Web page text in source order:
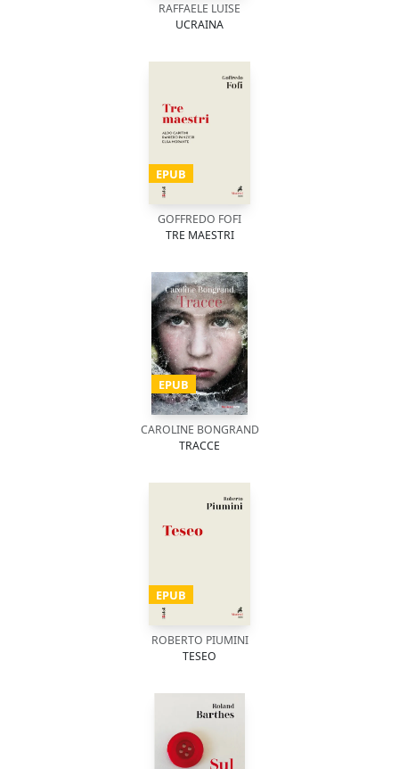
RAFFAELE LUISE
UCRAINA
EPUB
GOFFREDO FOFI
TRE MAESTRI
EPUB
CAROLINE BONGRAND
TRACCE
EPUB
ROBERTO PIUMINI
TESEO